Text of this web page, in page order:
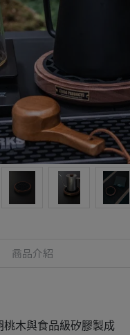
商品介紹
桃木與食品級矽膠製成